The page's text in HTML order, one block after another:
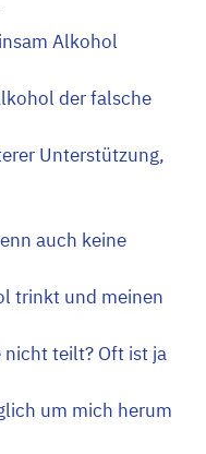
Alkohol
der falsche
Unterstützung,
auch keine
trinkt und meinen
teilt? Oft ist ja
um mich herum